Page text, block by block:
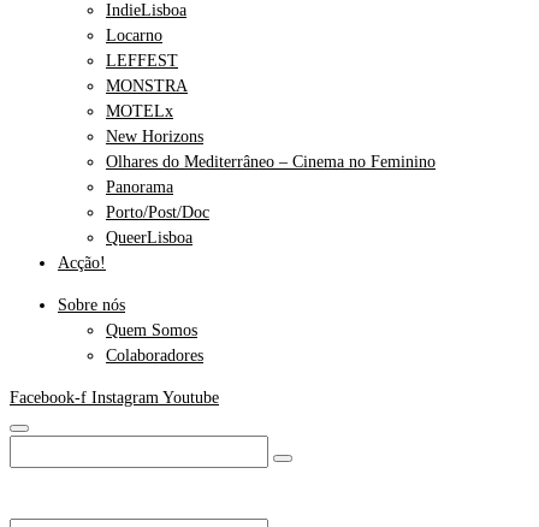
IndieLisboa
Locarno
LEFFEST
MONSTRA
MOTELx
New Horizons
Olhares do Mediterrâneo – Cinema no Feminino
Panorama
Porto/Post/Doc
QueerLisboa
Acção!
Sobre nós
Quem Somos
Colaboradores
Facebook-f Instagram Youtube